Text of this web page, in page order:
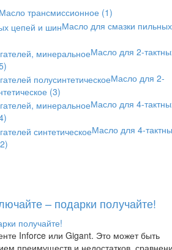
Масло трансмиссионное (1)
Масло для смазки пильных
Масло для 2-
Масло для 2-
(3)
Масло для 4-
Масло для 4-
– подарки получайте!
Inforce или Gigant. Это может быть